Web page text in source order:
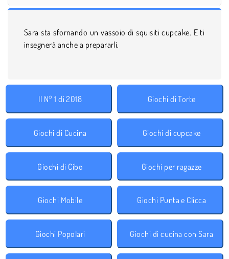
Sara sta sfornando un vassoio di squisiti cupcake. E ti
insegnerà anche a prepararli.
Il N° 1 di 2018 Giochi di Torte
Giochi di Cucina Giochi di cupcake
Giochi di Cibo Giochi per ragazze
Giochi Mobile Giochi Punta e Clicca
Giochi Popolari Giochi di cucina con Sara